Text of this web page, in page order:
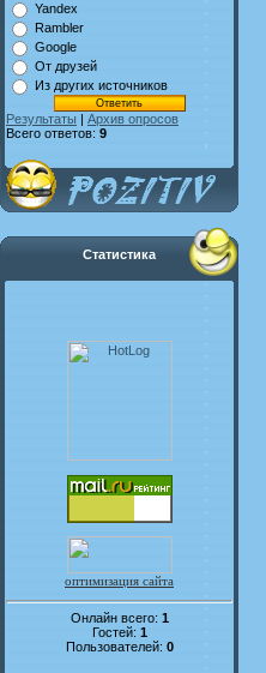
Yandex
Rambler
Google
От друзей
Из других источников
Результаты | Архив опросов
Всего ответов: 9
Статистика
оптимизация сайта
Онлайн всего: 1
Гостей: 1
Пользователей: 0